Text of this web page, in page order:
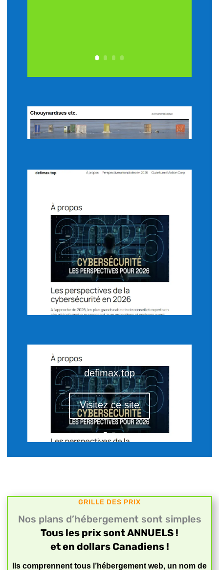
defimax.top
Visitez ce site
GRILLE DES PRIX
Nos plans d’hébergement sont simples
Tous les prix sont ANNUELS !
et en dollars Canadiens !
Ils comprennent tous l’hébergement web, un nom de